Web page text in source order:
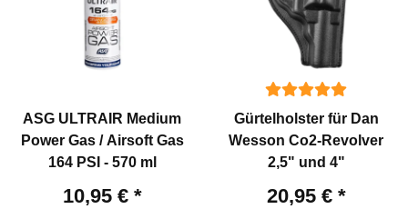
ASG ULTRAIR Medium
Power Gas / Airsoft Gas
164 PSI - 570 ml
10,95 € *
Gürtelholster für Dan
Wesson Co2-Revolver
2,5" und 4"
20,95 € *